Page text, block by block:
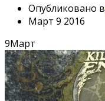
Опубликовано в
Март 9 2016
9Март